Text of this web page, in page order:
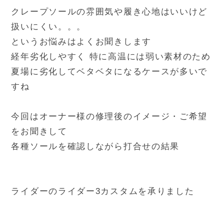
クレープソールの雰囲気や履き心地はいいけど
扱いにくい。。。
というお悩みはよくお聞きします
経年劣化しやすく 特に高温には弱い素材のため
夏場に劣化してベタベタになるケースが多いで
すね
今回はオーナー様の修理後のイメージ・ご希望
をお聞きして
各種ソールを確認しながら打合せの結果
ライダーのライダー3カスタムを承りました